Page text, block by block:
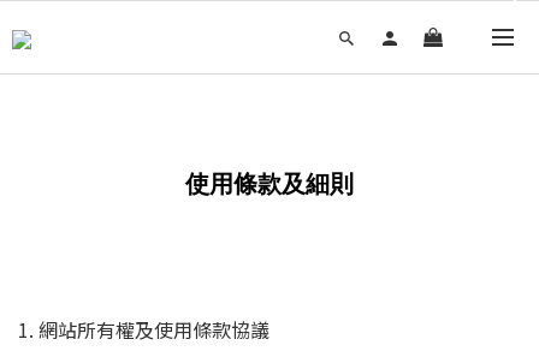
使用條款及細則
1. 網站所有權及使用條款協議